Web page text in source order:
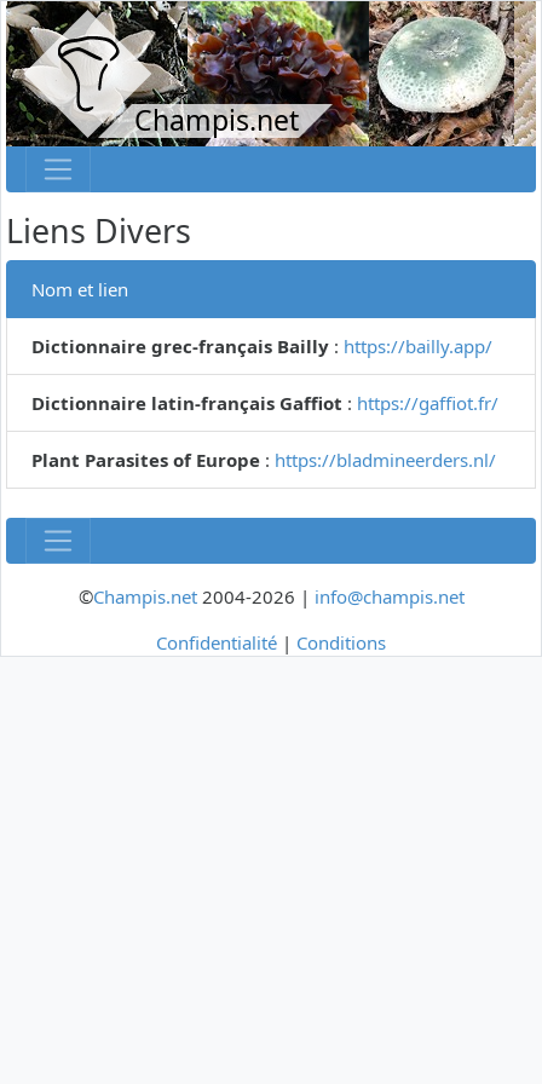
Champis.net
Liens Divers
Nom et lien
Dictionnaire grec-français Bailly : https://bailly.app/
Dictionnaire latin-français Gaffiot : https://gaffiot.fr/
Plant Parasites of Europe : https://bladmineerders.nl/
©Champis.net2004-2026 | info@champis.net
Confidentialité | Conditions